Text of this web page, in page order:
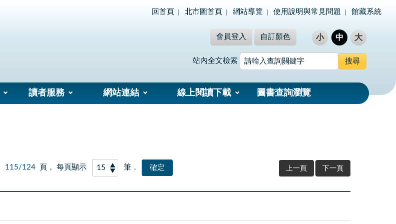
回首頁 北市圖首頁 網站導覽 使用說明與常見問題 館藏系統
會員登入 自訂顏色 小 中 大
站內全文檢索
讀者服務 網站連結 線上閱讀下載 圖書查詢瀏覽
115/124 頁， 每頁顯示 筆， 上一頁 下一頁